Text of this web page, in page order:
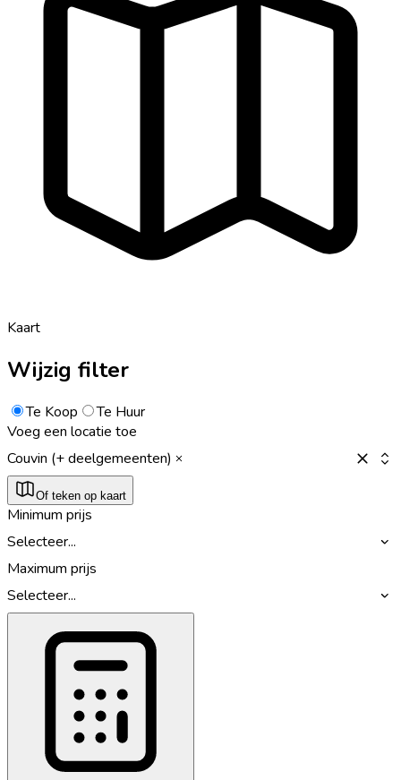
Kaart
Wijzig filter
Te Koop
Te Huur
Voeg een locatie toe
Couvin (+ deelgemeenten)
Of teken op kaart
Minimum prijs
Selecteer...
Maximum prijs
Selecteer...